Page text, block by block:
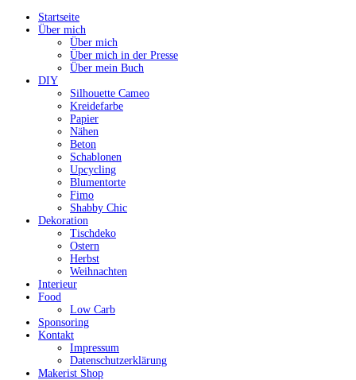
Startseite
Über mich
Über mich
Über mich in der Presse
Über mein Buch
DIY
Silhouette Cameo
Kreidefarbe
Papier
Nähen
Beton
Schablonen
Upcycling
Blumentorte
Fimo
Shabby Chic
Dekoration
Tischdeko
Ostern
Herbst
Weihnachten
Interieur
Food
Low Carb
Sponsoring
Kontakt
Impressum
Datenschutzerklärung
Makerist Shop